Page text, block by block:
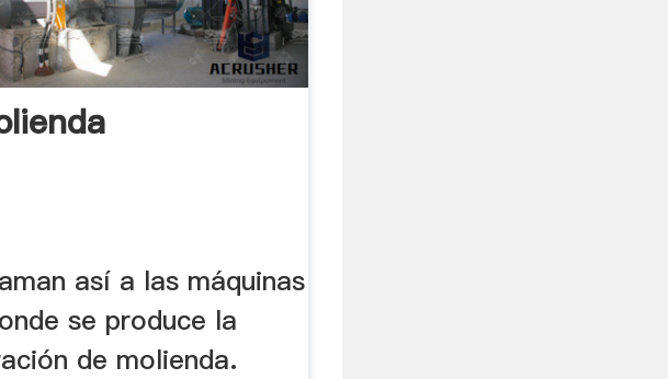
así a las máquinas
se produce la
de molienda.